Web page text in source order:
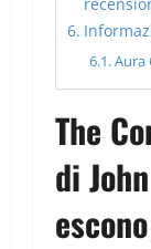
Aura
The
di